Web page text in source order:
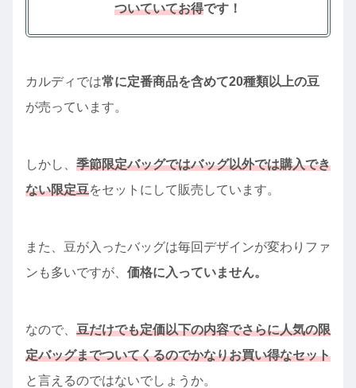
ついていてお得です！
カルディでは常に定番商品を含めて20種類以上の豆
が売っています。
しかし、 季節限定バッグではバッグ以外では購入でき
ない限定豆をセットにして販売しています。
また、豆が入ったバッグは毎回デザインが変わりファ
ンも多いですが、 価格に入っていません。
なので、 豆だけでも定価以下の内容でさらに人気の限
定バッグまでついてくるのでかなりお買い得なセット
と言えるのではないでしょうか。